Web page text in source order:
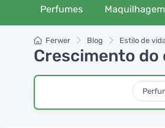
Perfumes Maquilhagem
Ferwer Blog Estilo de
Crescimento do